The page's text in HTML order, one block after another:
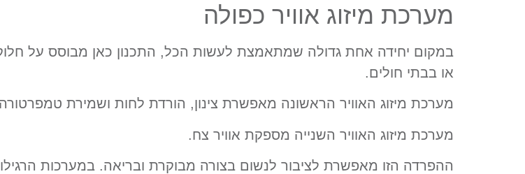
מערכת מיזוג אוויר כפולה
במקום יחידה אחת גדולה שמתאמצת לעשות הכל, התכנון כאן מבוסס על
או בבתי חולים.
מערכת מיזוג האוויר הראשונה מאפשרת צינון, הורדת לחות ושמירת
מערכת מיזוג האוויר השנייה מספקת אוויר צח.
ההפרדה הזו מאפשרת לציבור לנשום בצורה מבוקרת ובריאה. במערכות